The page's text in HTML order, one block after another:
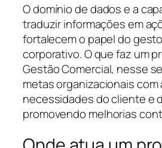
O domínio de dados e a
traduzir informações em
fortalecem o papel do
corporativo. O que faz um
Gestão Comercial, nesse
metas organizacionais com
necessidades do cliente e
promovendo melhorias